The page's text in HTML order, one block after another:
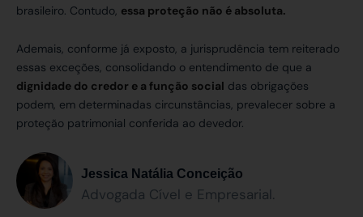
brasileiro. Contudo, essa proteção não é absoluta.
Ademais, conforme já exposto, a jurisprudência tem reiterado
essas exceções, consolidando o entendimento de que a
dignidade do credor e a função social das obrigações
podem, em determinadas circunstâncias, prevalecer sobre a
proteção patrimonial conferida ao devedor.
Jessica Natália Conceição
Advogada Cível e Empresarial.